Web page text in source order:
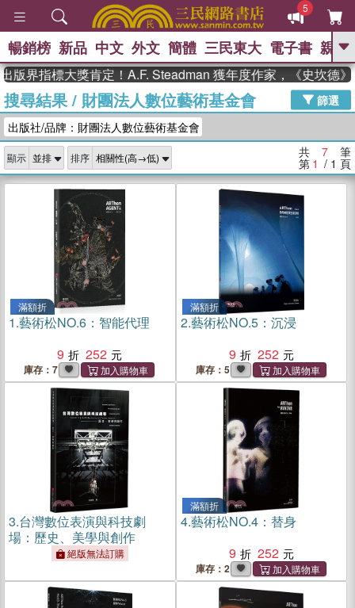
5
GO
熱搜： 東野圭吾 、 The Odyssey 、
如果歷史是一群喵 、 國際布克獎 臺灣
漫遊錄 、
代 、 數學女孩：黎曼猜想 、 偉大的
迷走神經
暢銷榜 新品 中文 外文 簡體 三民東大 電子書 親子
版界指標大獎肯定！A.F. Steadman 獲年度作家，《史坎德》
搜尋結果/ 財團法人數位藝術基金會
篩選
出版社/品牌：財團法人數位藝術基金會
顯示 排序 共 7 筆
第 1 / 1 頁
滿額折
1.藝術松NO.6：智能代理
9
252
庫存：7
滿額折
2.藝術松NO.5：沉浸
9
252
庫存：5
3.台灣數位表演與科技劇
場：歷史、美學與創作
絕版無法訂購
滿額折
4.藝術松NO.4：替身
9
252
庫存：2